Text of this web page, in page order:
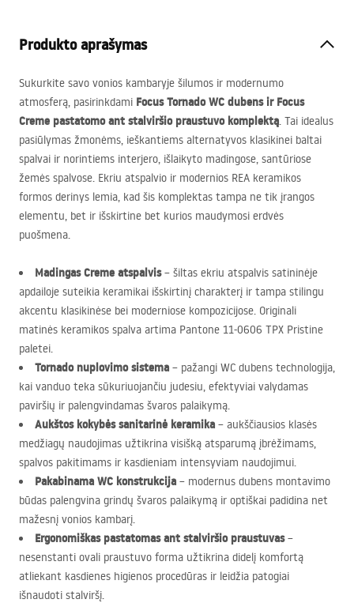
Produkto aprašymas
Sukurkite savo vonios kambaryje šilumos ir modernumo
atmosferą, pasirinkdami Focus Tornado WC dubens ir Focus
Creme pastatomo ant stalviršio praustuvo komplektą. Tai idealus
pasiūlymas žmonėms, ieškantiems alternatyvos klasikinei baltai
spalvai ir norintiems interjero, išlaikyto madingose, santūriose
žemės spalvose. Ekriu atspalvio ir modernios REA keramikos
formos derinys lemia, kad šis komplektas tampa ne tik įrangos
elementu, bet ir išskirtine bet kurios maudymosi erdvės
puošmena.
Madingas Creme atspalvis– šiltas ekriu atspalvis satininėje
apdailoje suteikia keramikai išskirtinį charakterį ir tampa stilingu
akcentu klasikinėse bei moderniose kompozicijose. Originali
matinės keramikos spalva artima Pantone 11-0606 TPX Pristine
paletei.
Tornado nuplovimo sistema – pažangi WC dubens technologija,
kai vanduo teka sūkuriuojančiu judesiu, efektyviai valydamas
paviršių ir palengvindamas švaros palaikymą.
Aukštos kokybės sanitarinė keramika – aukščiausios klasės
medžiagų naudojimas užtikrina visišką atsparumą įbrėžimams,
spalvos pakitimams ir kasdieniam intensyviam naudojimui.
Pakabinama WC konstrukcija – modernus dubens montavimo
būdas palengvina grindų švaros palaikymą ir optiškai padidina net
mažesnį vonios kambarį.
Ergonomiškas pastatomas ant stalviršio praustuvas–
nesenstanti ovali praustuvo forma užtikrina didelį komfortą
atliekant kasdienes higienos procedūras ir leidžia patogiai
išnaudoti stalviršį.